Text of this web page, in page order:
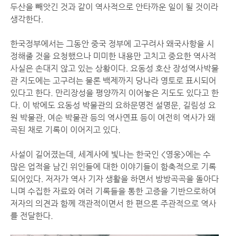
두산을 빼앗긴 것과 같이 역사적으로 안타까운 일이 될 것이라
생각한다.
한국정부에서는 그동안 중국 정부에 고구려사 왜국사항을 시
정해줄 것을 요청했으나 미미한 내용만 고치고 중요한 역사적
사실은 손대지 않고 있는 상황이다. 요동성 호산 장성역사박물
관 지도에는 고구려는 물론 백제까지 당나라 영토로 표시되어
있다고 한다. 만리장성을 평양까지 이어놓은 지도도 있다고 한
다. 이 밖에도 요동성 박물관의 요하문명전 설명문, 길림성 요
원 박물관, 여순 박물관 등의 역사연표 등이 여전히 역사가 왜
곡된 채로 기록이 이어지고 있다.
사설이 길어졌는데, 세계사에 빛나는 한국인 <영웅>에는 수
많은 업적을 남긴 위인들에 대한 이야기들이 함축적으로 기록
되어있다. 저자가 역사 기자 생활을 하면서 방방곡곡을 돌아다
니며 수집한 자료와 여러 기록들을 통한 고증을 기반으로하여
저자의 의견과 함께 객관적이면서 한 편으론 주관적으로 역사
를 전달한다.